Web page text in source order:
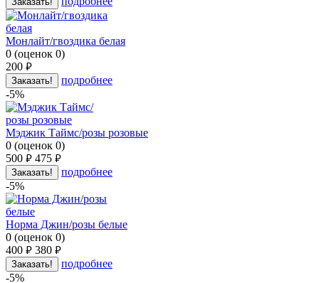
Монлайт/гвоздика белая
0 (оценок 0)
200 руб.
Заказать!
подробнее
-5%
Мэджик Таймс/розы розовые
0 (оценок 0)
500 руб. 475 руб.
Заказать!
подробнее
-5%
Норма Джин/розы белые
0 (оценок 0)
400 руб. 380 руб.
Заказать!
подробнее
-5%